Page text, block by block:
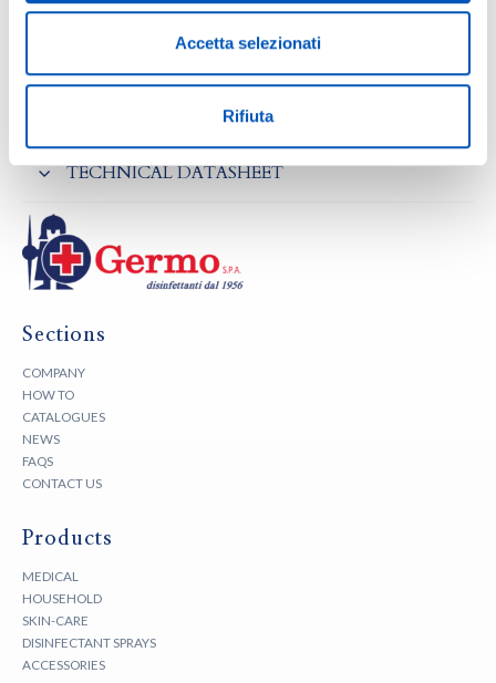
Accetta selezionati
Rifiuta
PRODUCT ID
HOW TO STORAGE AND VALIDITY
TECHNICAL DATASHEET
Sections
COMPANY
HOW TO
CATALOGUES
NEWS
FAQS
CONTACT US
Products
MEDICAL
HOUSEHOLD
SKIN-CARE
DISINFECTANT SPRAYS
ACCESSORIES